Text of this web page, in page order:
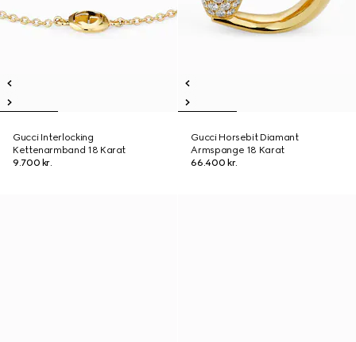
Gucci Interlocking
Kettenarmband 18 Karat
9.700 kr.
Gucci Horsebit Diamant
Armspange 18 Karat
66.400 kr.